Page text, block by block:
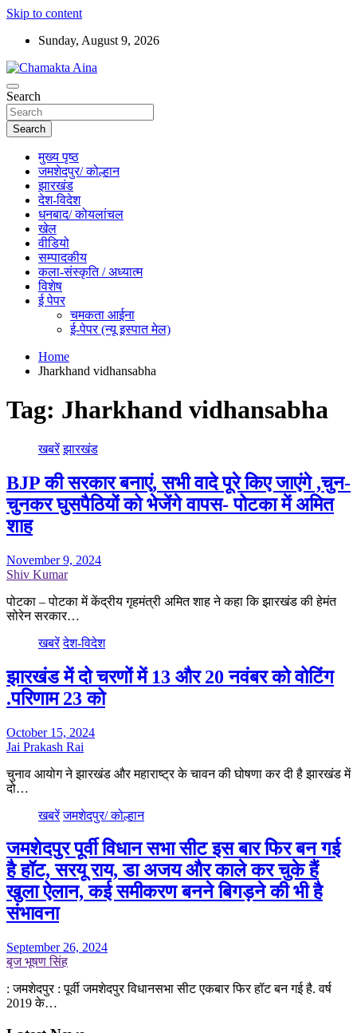
Skip to content
Sunday, August 9, 2026
Chamakta Aina
Hindi News Paper – Jharkhand
Search
Search
मुख्य पृष्ठ
जमशेदपुर/ कोल्हान
झारखंड
देश-विदेश
धनबाद/ कोयलांचल
खेल
वीडियो
सम्पादकीय
कला-संस्कृति / अध्यात्म
विशेष
ई पेपर
चमकता आईना
ई-पेपर (न्यू इस्पात मेल)
Home
Jharkhand vidhansabha
Tag: Jharkhand vidhansabha
खबरें झारखंड
BJP की सरकार बनाएं, सभी वादे पूरे किए जाएंगे ,चुन-
चुनकर घुसपैठियों को भेजेंगे वापस- पोटका में अमित
शाह
November 9, 2024
Shiv Kumar
पोटका – पोटका में केंद्रीय गृहमंत्री अमित शाह ने कहा कि झारखंड की हेमंत
सोरेन सरकार…
खबरें देश-विदेश
झारखंड में दो चरणों में 13 और 20 नवंबर को वोटिंग
.परिणाम 23 को
October 15, 2024
Jai Prakash Rai
चुनाव आयोग ने झारखंड और महाराष्ट्र के चावन की घोषणा कर दी है झारखंड में
दो…
खबरें जमशेदपुर/ कोल्हान
जमशेदपुर पूर्वी विधान सभा सीट इस बार फिर बन गई
है हॉट, सरयू राय, डा अजय और काले कर चुके हैं
खुला ऐलान, कई समीकरण बनने बिगड़ने की भी है
संभावना
September 26, 2024
बृज भूषण सिंह
: जमशेदपुर : पूर्वी जमशेदपुर विधानसभा सीट एकबार फिर हॉट बन गई है. वर्ष
2019 के…